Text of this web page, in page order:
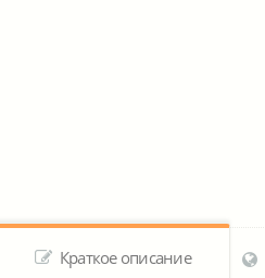
Краткое описание